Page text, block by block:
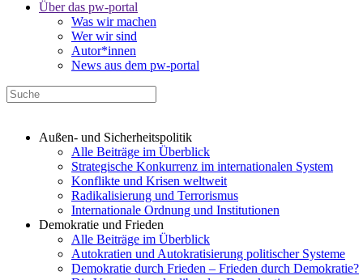
Über das pw-portal
Was wir machen
Wer wir sind
Autor*innen
News aus dem pw-portal
Außen- und Sicherheitspolitik
Alle Beiträge im Überblick
Strategische Konkurrenz im internationalen System
Konflikte und Krisen weltweit
Radikalisierung und Terrorismus
Internationale Ordnung und Institutionen
Demokratie und Frieden
Alle Beiträge im Überblick
Autokratien und Autokratisierung politischer Systeme
Demokratie durch Frieden – Frieden durch Demokratie?